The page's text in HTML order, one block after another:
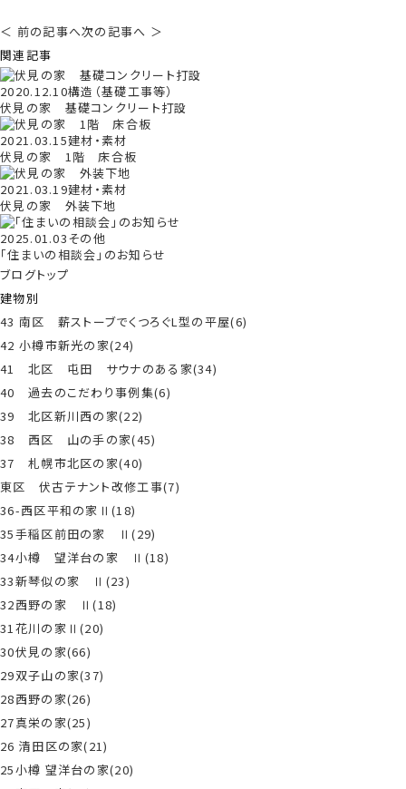
＜ 前の記事へ次の記事へ ＞
関連記事
2020.12.10構造（基礎工事等）
伏見の家 基礎コンクリート打設
2021.03.15建材・素材
伏見の家 1階 床合板
2021.03.19建材・素材
伏見の家 外装下地
2025.01.03その他
「住まいの相談会」のお知らせ
ブログトップ
建物別
43 南区 薪ストーブでくつろぐL型の平屋(6)
42 小樽市新光の家(24)
41 北区 屯田 サウナのある家(34)
40 過去のこだわり事例集(6)
39 北区新川西の家(22)
38 西区 山の手の家(45)
37 札幌市北区の家(40)
東区 伏古テナント改修工事(7)
36-西区平和の家Ⅱ(18)
35手稲区前田の家 Ⅱ(29)
34小樽 望洋台の家 Ⅱ(18)
33新琴似の家 Ⅱ(23)
32西野の家 Ⅱ(18)
31花川の家Ⅱ(20)
30伏見の家(66)
29双子山の家(37)
28西野の家(26)
27真栄の家(25)
26 清田区の家(21)
25小樽 望洋台の家(20)